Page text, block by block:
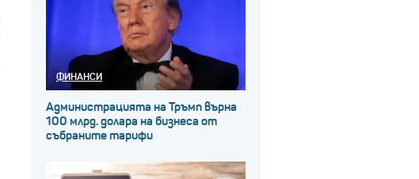
ФИНАНСИ
Администрацията на Тръмп върна
100 млрд. долара на бизнеса от
събраните тарифи